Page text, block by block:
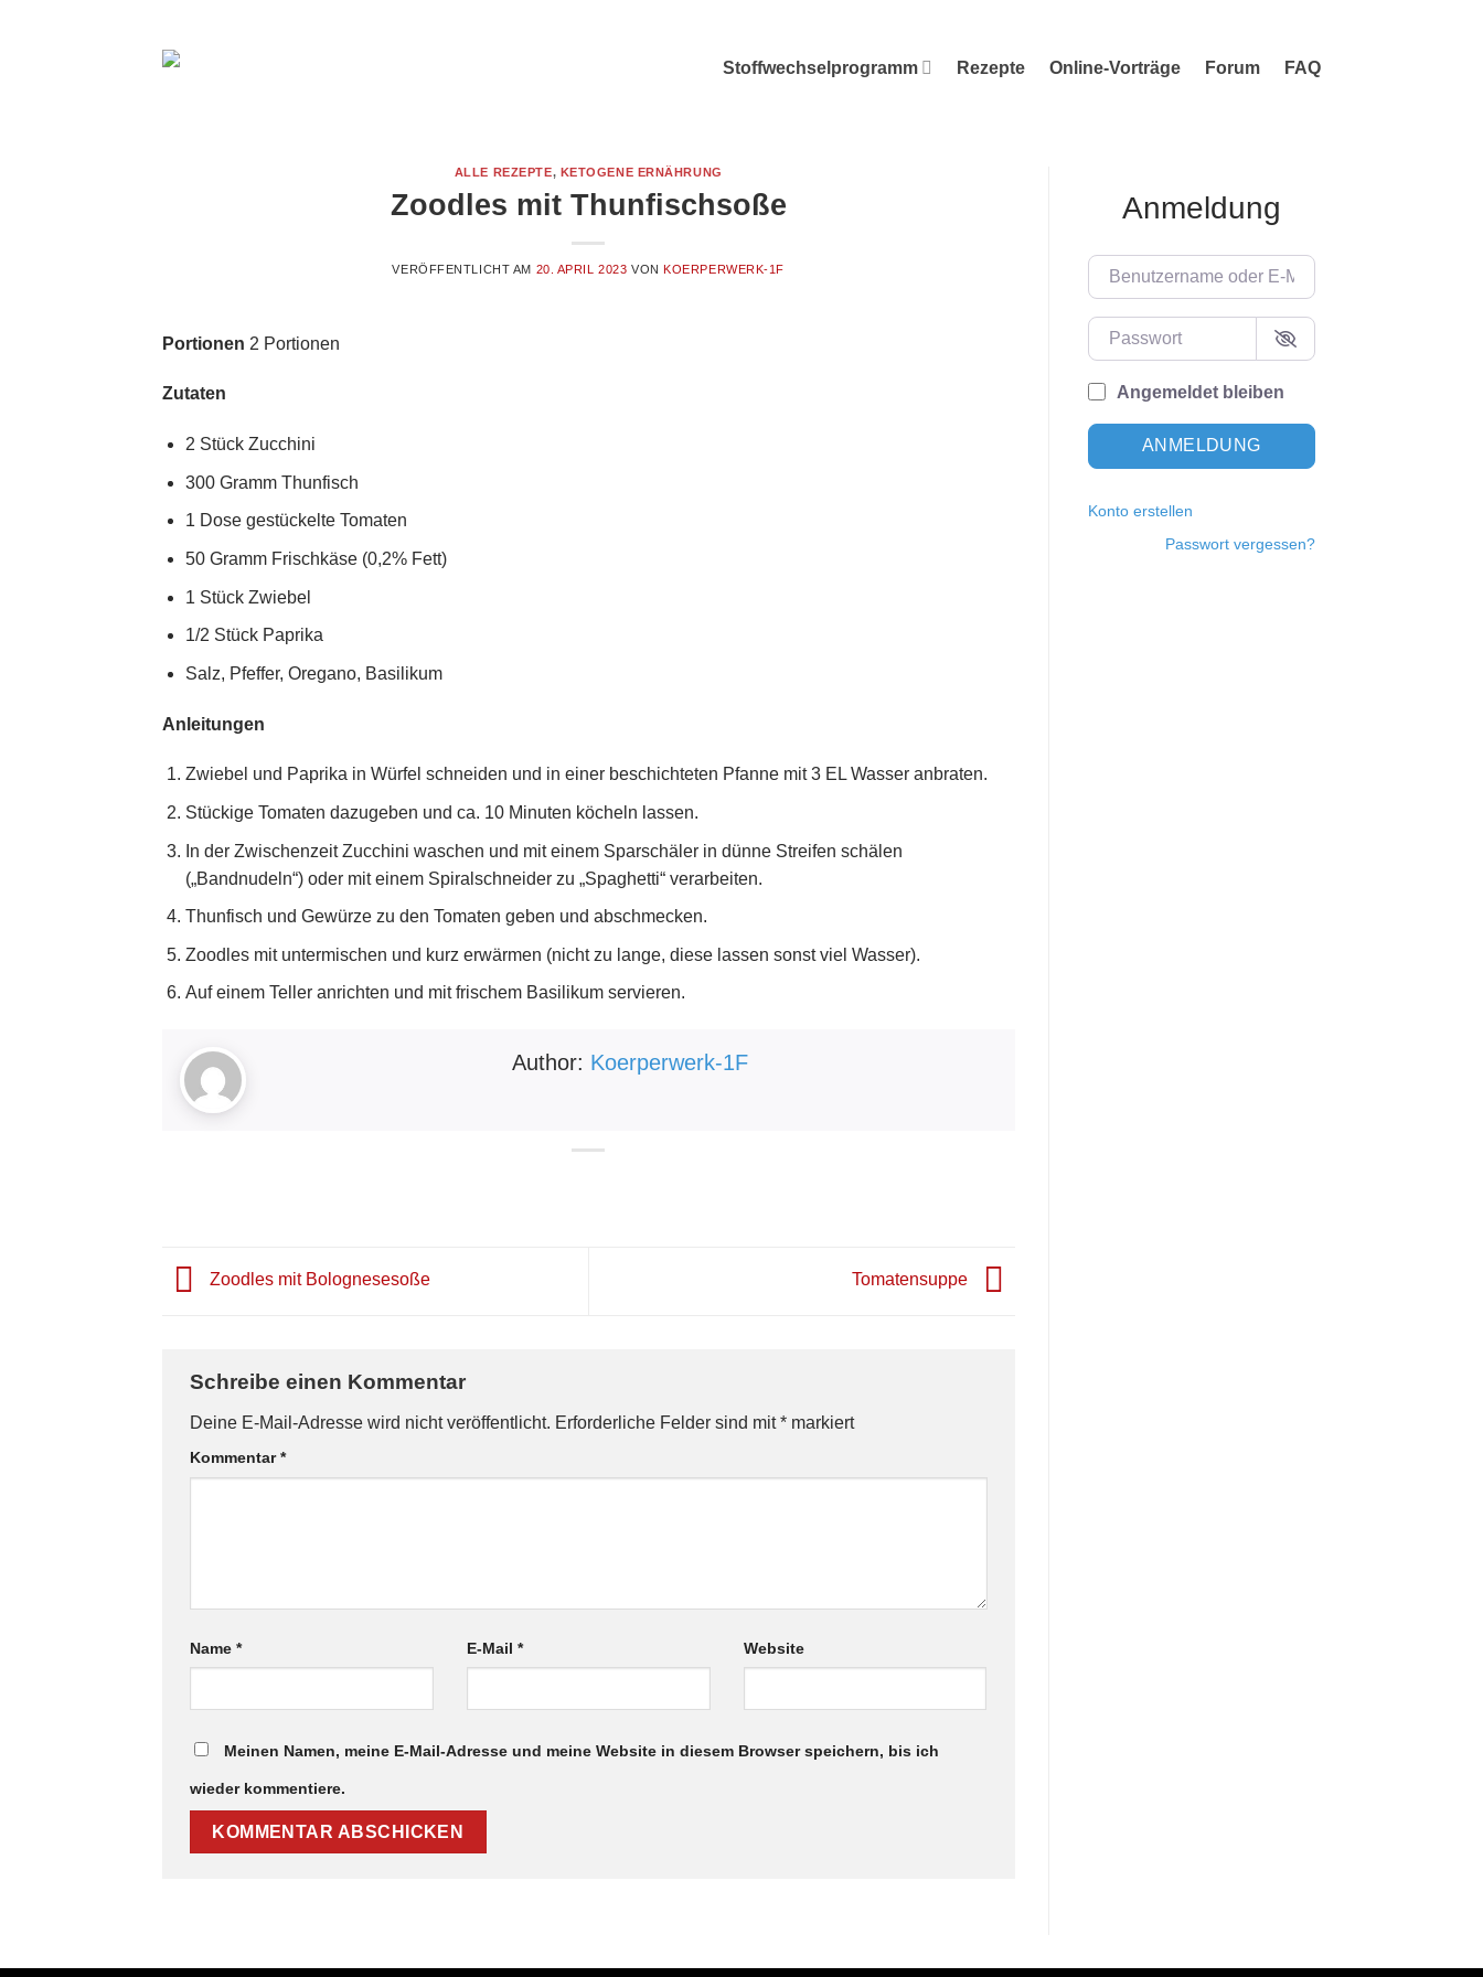
Stoffwechselprogramm Rezepte Online-Vorträge Forum FAQ
ALLE REZEPTE, KETOGENE ERNÄHRUNG
Zoodles mit Thunfischsoße
VERÖFFENTLICHT AM 20. APRIL 2023 VONKOERPERWERK-1F
Portionen 2 Portionen
Zutaten
2 Stück Zucchini
300 Gramm Thunfisch
1 Dose gestückelte Tomaten
50 Gramm Frischkäse (0,2% Fett)
1 Stück Zwiebel
1/2 Stück Paprika
Salz, Pfeffer, Oregano, Basilikum
Anleitungen
Zwiebel und Paprika in Würfel schneiden und in einer beschichteten Pfanne mit 3 EL Wasser anbraten.
Stückige Tomaten dazugeben und ca. 10 Minuten köcheln lassen.
In der Zwischenzeit Zucchini waschen und mit einem Sparschäler in dünne Streifen schälen
(„Bandnudeln“) oder mit einem Spiralschneider zu „Spaghetti“ verarbeiten.
Thunfisch und Gewürze zu den Tomaten geben und abschmecken.
Zoodles mit untermischen und kurz erwärmen (nicht zu lange, diese lassen sonst viel Wasser).
Auf einem Teller anrichten und mit frischem Basilikum servieren.
Author: Koerperwerk-1F
Zoodles mit Bolognesesoße Tomatensuppe
Schreibe einen Kommentar
Deine E-Mail-Adresse wird nicht veröffentlicht. Erforderliche Felder sind mit* markiert
Kommentar*
Name * E-Mail * Website
Meinen Namen, meine E-Mail-Adresse und meine Website in diesem Browser speichern, bis ich
wieder kommentiere.
Anmeldung
Benutzername oder E-Mail-Adresse
Passwort
Angemeldet bleiben
ANMELDUNG
Konto erstellen
Passwort vergessen?